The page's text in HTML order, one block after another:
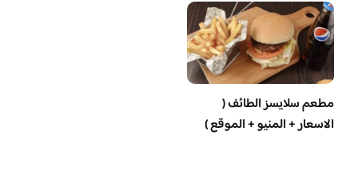
مطعم سلايسز الطائف (
الاسعار + المنيو + الموقع )